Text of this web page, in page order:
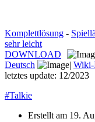
Komplettlösung -
sehr leicht
DOWNLOAD
Deutsch
| Wiki-
letztes update: 12/2023
#Talkie
Erstellt am 19.